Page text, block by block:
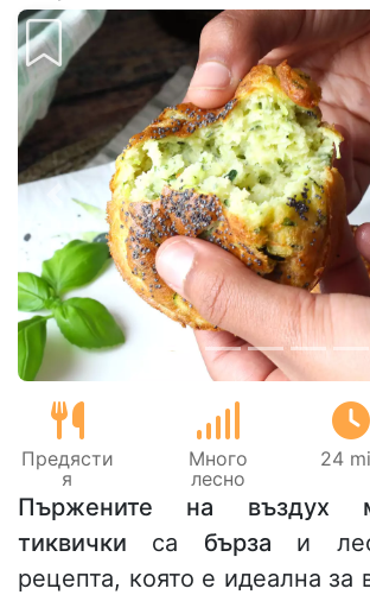
Предишен
Предясти
я
Много
лесно
24
Пържените на въздух
тиквички са бърза и
рецепта, която е идеална за